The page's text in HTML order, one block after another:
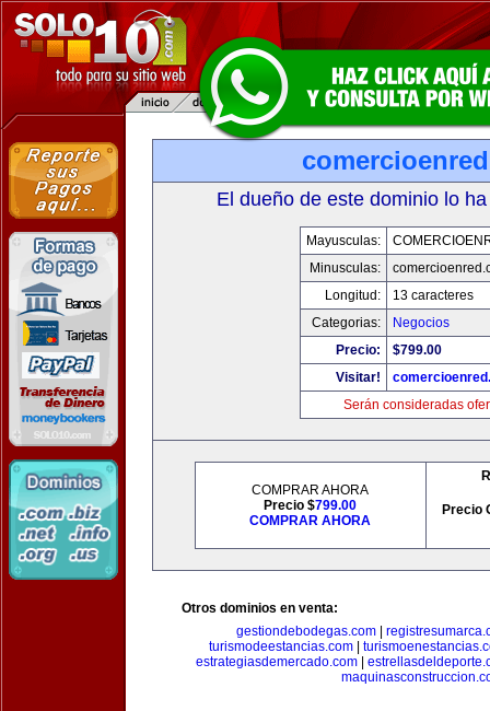
El dueño de este dominio lo
Mayusculas:
Minusculas:
Longitud:
13 caracteres
Categorias:
Negocios
Precio:
$799.00
Visitar!
Serán consideradas
COMPRAR AHORA
Precio $799.00
COMPRAR AHORA
Precio
Otros dominios en venta:
gestiondebodegas.com|
turismodeestancias.com
estrategiasdemercado.com|